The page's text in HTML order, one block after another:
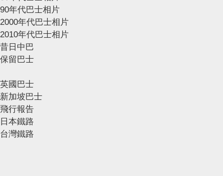
90年代巴士相片
2000年代巴士相片
2010年代巴士相片
昔日中巴
保留巴士
英國巴士
新加坡巴士
飛行報告
日本鐵路
台灣鐵路